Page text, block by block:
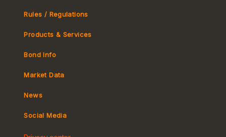
Rules / Regulations
Tax
Products & Services
MeBond
Bond Info
Market Data
Yield Curve
News
Social Media